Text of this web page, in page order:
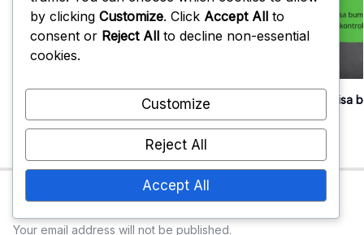
Treniņu galda tenisa bumbiņas: Krāsu
iespējas, Veiktspēja, Izmaksas
Treniņu galda tenisa
spin, kontrole
Leave A Reply
Your email address will not be published.
by clicking Customize. Click Accept All to
consent or Reject All to decline non-essential
cookies.
Customize
Reject All
Accept All